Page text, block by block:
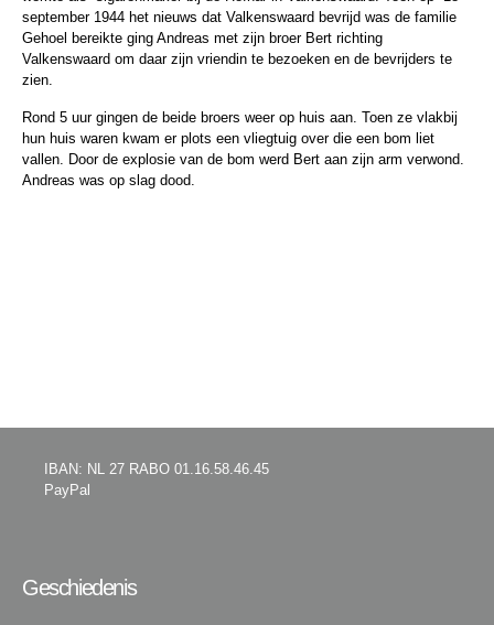
september 1944 het nieuws dat Valkenswaard bevrijd was de familie
Gehoel bereikte ging Andreas met zijn broer Bert richting
Valkenswaard om daar zijn vriendin te bezoeken en de bevrijders te
zien.
Rond 5 uur gingen de beide broers weer op huis aan. Toen ze vlakbij
hun huis waren kwam er plots een vliegtuig over die een bom liet
vallen. Door de explosie van de bom werd Bert aan zijn arm verwond.
Andreas was op slag dood.
IBAN: NL 27 RABO 01.16.58.46.45
PayPal
Geschiedenis